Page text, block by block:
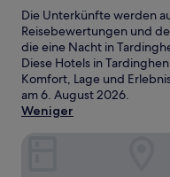
Die Unterkünfte werden
Reisebewertungen und
die eine Nacht in
Diese Hotels in
Komfort, Lage und
am6. August 2026.
Weniger